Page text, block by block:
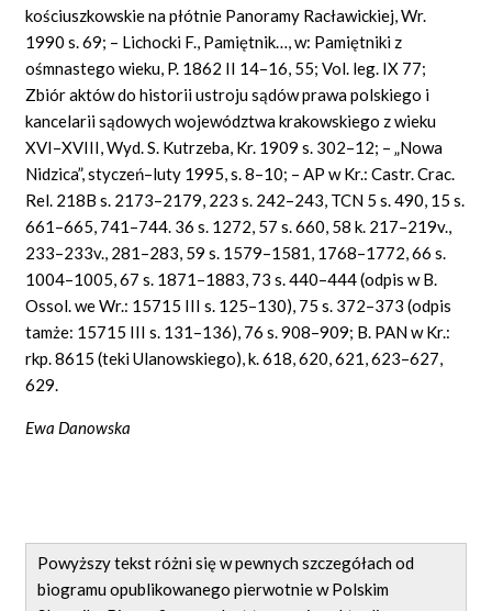
kościuszkowskie na płótnie Panoramy Racławickiej, Wr.
1990 s. 69; – Lichocki F., Pamiętnik…, w: Pamiętniki z
ośmnastego wieku, P. 1862 II 14–16, 55; Vol. leg. IX 77;
Zbiór aktów do historii ustroju sądów prawa polskiego i
kancelarii sądowych województwa krakowskiego z wieku
XVI–XVIII, Wyd. S. Kutrzeba, Kr. 1909 s. 302–12; – „Nowa
Nidzica”, styczeń–luty 1995, s. 8–10; – AP w Kr.: Castr. Crac.
Rel. 218B s. 2173–2179, 223 s. 242–243, TCN 5 s. 490, 15 s.
661–665, 741–744. 36 s. 1272, 57 s. 660, 58 k. 217–219v.,
233–233v., 281–283, 59 s. 1579–1581, 1768–1772, 66 s.
1004–1005, 67 s. 1871–1883, 73 s. 440–444 (odpis w B.
Ossol. we Wr.: 15715 III s. 125–130), 75 s. 372–373 (odpis
tamże: 15715 III s. 131–136), 76 s. 908–909; B. PAN w Kr.:
rkp. 8615 (teki Ulanowskiego), k. 618, 620, 621, 623–627,
629.
Ewa Danowska
Powyższy tekst różni się w pewnych szczegółach od
biogramu opublikowanego pierwotnie w Polskim